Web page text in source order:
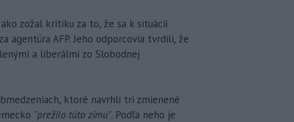
zožal kritiku za to, že sa k situácii
agentúra AFP. Jeho odporcovia tvrdili, že
a liberálmi zo Slobodnej
ktoré navrhli tri zmienené
"prežilo túto zimu". Podľa neho je